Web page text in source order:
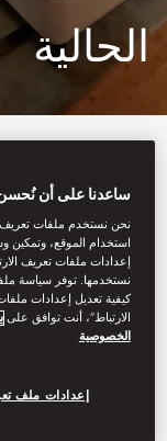
الحالية
و157
والتصميم
الفخامة
وصحة
ساعدنا على أن
نحن نستخدم ملفات تعريف
استخدام الموقع، وتمكين
إعدادات ملفات تعريف
نستخدمها. توفر سياسة
كيفية تعديل إعدادات
الارتباط”، أنت توافق على
الخصوصية
إعدادات ملف